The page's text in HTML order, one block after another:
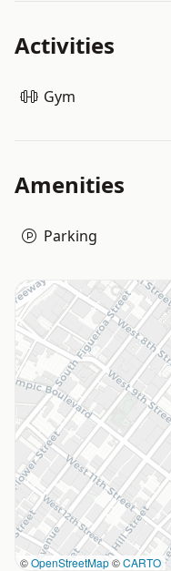
Activities
Gym
Amenities
Parking
©OpenStreetMap©CARTO